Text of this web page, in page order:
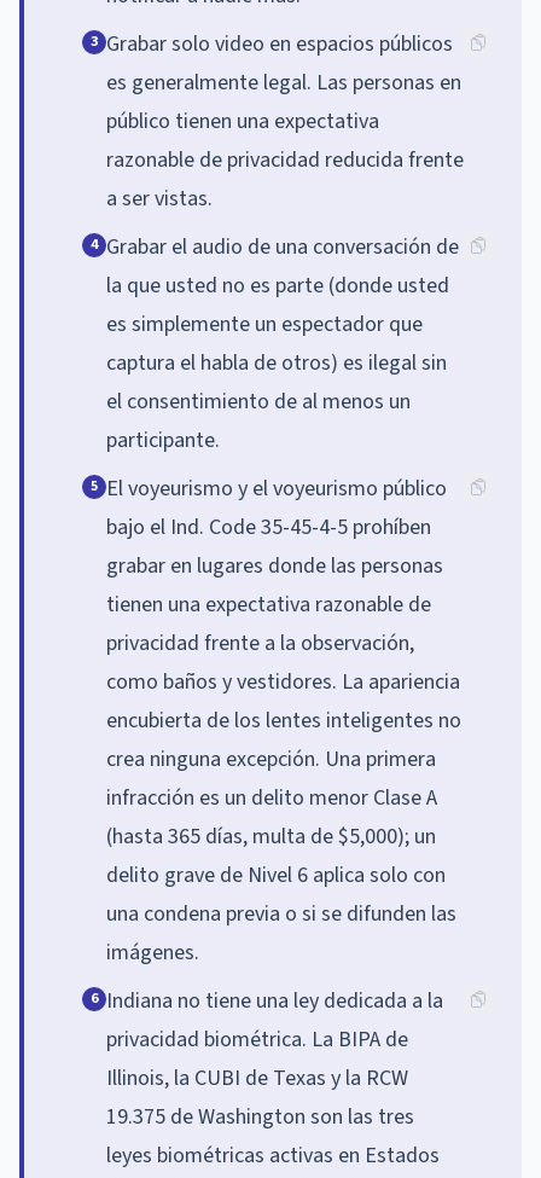
3 Grabar solo video en espacios públicos
es generalmente legal. Las personas en
público tienen una expectativa
razonable de privacidad reducida frente
a ser vistas.
4 Grabar el audio de una conversación de
la que usted no es parte (donde usted
es simplemente un espectador que
captura el habla de otros) es ilegal sin
el consentimiento de al menos un
participante.
5 El voyeurismo y el voyeurismo público
bajo el Ind. Code 35-45-4-5 prohíben
grabar en lugares donde las personas
tienen una expectativa razonable de
privacidad frente a la observación,
como baños y vestidores. La apariencia
encubierta de los lentes inteligentes no
crea ninguna excepción. Una primera
infracción es un delito menor Clase A
(hasta 365 días, multa de $5,000); un
delito grave de Nivel 6 aplica solo con
una condena previa o si se difunden las
imágenes.
6 Indiana no tiene una ley dedicada a la
privacidad biométrica. La BIPA de
Illinois, la CUBI de Texas y la RCW
19.375 de Washington son las tres
leyes biométricas activas en Estados